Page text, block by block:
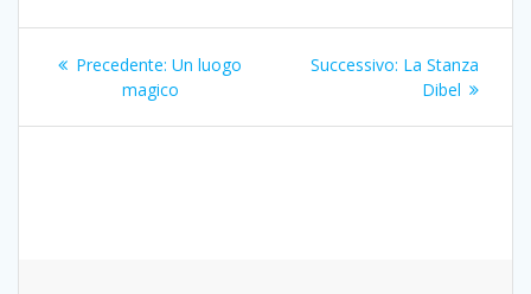
Navigazione
articoli
Precedente: Articolo
precedente:
Un luogo
magico
Successivo: Articolo
successivo:
La Stanza
Dibel